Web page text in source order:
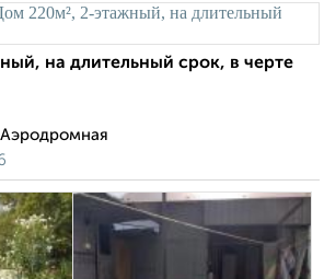
на длительный срок, в черте